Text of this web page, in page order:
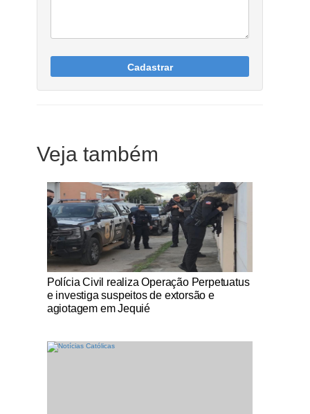
Cadastrar
Veja também
Notícias Católicas
Polícia Civil realiza Operação Perpetuatus
e investiga suspeitos de extorsão e
agiotagem em Jequié